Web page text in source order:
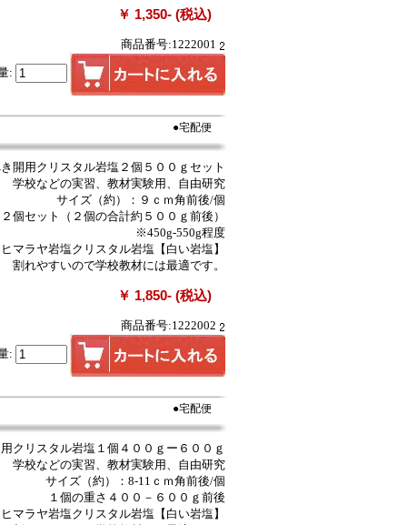
￥ 1,350- (税込)
商品番号:1222001
:
●宅配便
開用クリスタル岩塩２個５００ｇセット
学校などの実習、教材実験用、自由研究
サイズ（約）：９ｃｍ角前後/個
２個セット（２個の合計約５００ｇ前後）
※450g-550g程度
マラヤ岩塩クリスタル岩塩【白い岩塩】
割れやすいので学校教材には最適です。
￥ 1,850- (税込)
商品番号:1222002
:
●宅配便
クリスタル岩塩１個４００ｇー６００ｇ
学校などの実習、教材実験用、自由研究
サイズ（約）：8-11ｃｍ角前後/個
１個の重さ４００－６００ｇ前後
マラヤ岩塩クリスタル岩塩【白い岩塩】